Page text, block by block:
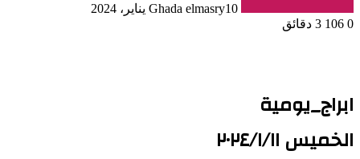
Ghada elmasry10 يناير، 2024
0
3 دقائق
ابراج_يومية
الخميس ٢٠٢٤/١/١١